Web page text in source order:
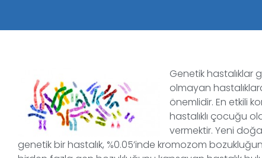
Genetik hastalıklar
olmayan
önemlidir. En etkili
hastalıklı çocuğu
vermektir. Yeni
genetik bir hastalık, %0.05’inde kromozom